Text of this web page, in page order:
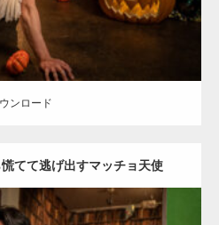
ンロード
てて逃げ出すマッチョ天使